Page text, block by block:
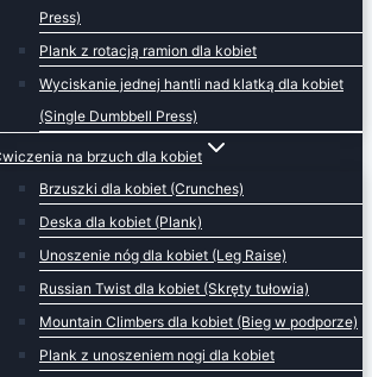
Press)
Plank z rotacją ramion dla kobiet
Wyciskanie jednej hantli nad klatką dla kobiet
(Single Dumbbell Press)
na brzuch dla kobiet
Brzuszki dla kobiet (Crunches)
Deska dla kobiet (Plank)
Unoszenie nóg dla kobiet (Leg Raise)
Russian Twist dla kobiet (Skręty tułowia)
Mountain Climbers dla kobiet (Bieg w podporze)
Plank z unoszeniem nogi dla kobiet